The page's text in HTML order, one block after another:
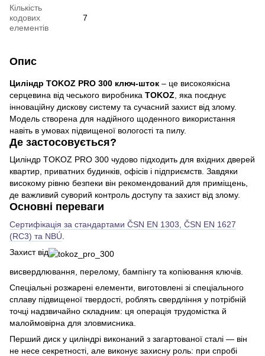
Кількість
кодових
елементів
7
Опис
Циліндр TOKOZ PRO 300 ключ-шток – це високоякісна
серцевина від чеського виробника TOKOZ , яка поєднує
інноваційну дискову систему та сучасний захист від злому.
Модель створена для надійного щоденного використання
навіть в умовах підвищеної вологості та пилу.
Де застосовується?
Циліндр TOKOZ PRO 300 чудово підходить для вхідних дверей
квартир, приватних будинків, офісів і підприємств. Завдяки
високому рівню безпеки він рекомендований для приміщень,
де важливий суворий контроль доступу та захист від злому.
Основні переваги
Сертифікація за стандартами ČSN EN 1303, ČSN EN 1627
(RC3) та NBÚ
Захист від
висвердлювання, перелому, бампінгу та копіювання ключів.
Спеціальні розжарені елементи, виготовлені зі спеціального
сплаву підвищеної твердості, роблять свердління у потрібній
точці надзвичайно складним: ця операція трудомістка й
малоймовірна для зловмисника.
Перший диск у циліндрі виконаний з загартованої сталі — він
не несе секретності, але виконує захисну роль: при спробі